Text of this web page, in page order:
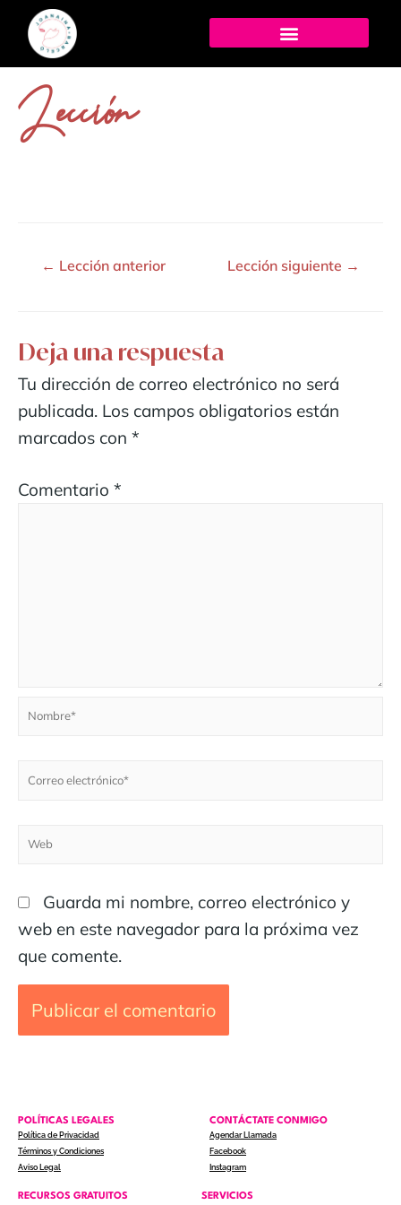
Lección
← Lección anterior Lección siguiente →
Deja una respuesta
Tu dirección de correo electrónico no será
publicada. Los campos obligatorios están
marcados con *
Comentario *
Guarda mi nombre, correo electrónico y
web en este navegador para la próxima vez
que comente.
POLÍTICAS LEGALES
Política de Privacidad
Términos y Condiciones
Aviso Legal
CONTÁCTATE CONMIGO
Agendar Llamada
Facebook
Instagram
RECURSOS GRATUITOS SERVICIOS